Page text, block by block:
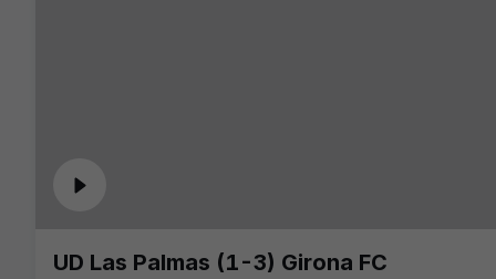
UD Las Palmas (1-3) Girona FC